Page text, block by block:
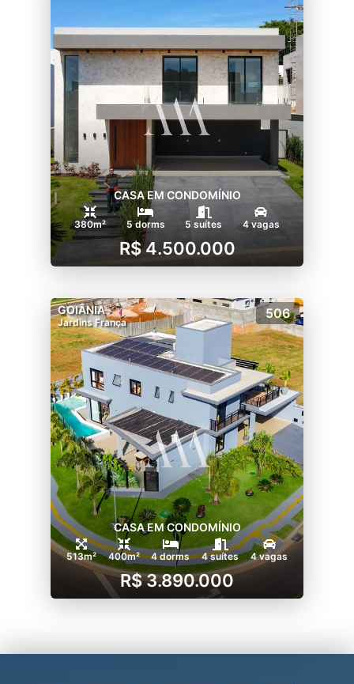
CASA EM CONDOMÍNIO
380m² 5 dorms 5 suítes 4 vagas
R$ 4.500.000
GOIÂNIA
Jardins França
506
CASA EM CONDOMÍNIO
513m² 400m² 4 dorms 4 suítes 4 vagas
R$ 3.890.000